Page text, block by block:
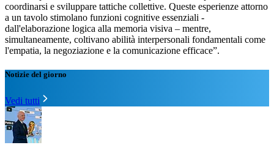
coordinarsi e sviluppare tattiche collettive. Queste esperienze attorno
a un tavolo stimolano funzioni cognitive essenziali -
dall'elaborazione logica alla memoria visiva – mentre,
simultaneamente, coltivano abilità interpersonali fondamentali come
l'empatia, la negoziazione e la comunicazione efficace”.
Notizie del giorno
Vedi tutti